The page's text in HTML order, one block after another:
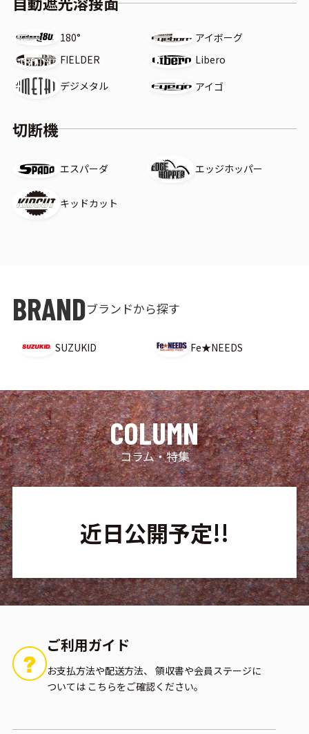
180°
アイボーグ
FIELDER
Libero
デジメタル
アイゴ
切断機
エスパーダ エッジホッパー
キッドカット
ブランドから探す
SUZUKID Fe★NEEDS
コラム・特集
近日公開予定!!
ご利用ガイド
お支払方法や配送方法、 領収書や会員ステージに
ついては こちらをご確認ください。